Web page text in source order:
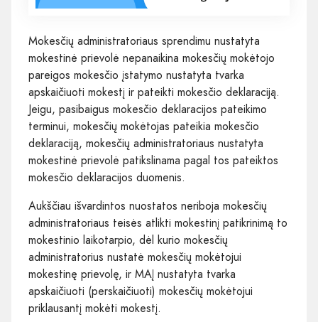
Mokesčių administratoriaus sprendimu nustatyta
mokestinė prievolė nepanaikina mokesčių mokėtojo
pareigos mokesčio įstatymo nustatyta tvarka
apskaičiuoti mokestį ir pateikti mokesčio deklaraciją.
Jeigu, pasibaigus mokesčio deklaracijos pateikimo
terminui, mokesčių mokėtojas pateikia mokesčio
deklaraciją, mokesčių administratoriaus nustatyta
mokestinė prievolė patikslinama pagal tos pateiktos
mokesčio deklaracijos duomenis.
Aukščiau išvardintos nuostatos neriboja mokesčių
administratoriaus teisės atlikti mokestinį patikrinimą to
mokestinio laikotarpio, dėl kurio mokesčių
administratorius nustatė mokesčių mokėtojui
mokestinę prievolę, ir MAĮ nustatyta tvarka
apskaičiuoti (perskaičiuoti) mokesčių mokėtojui
priklausantį mokėti mokestį.